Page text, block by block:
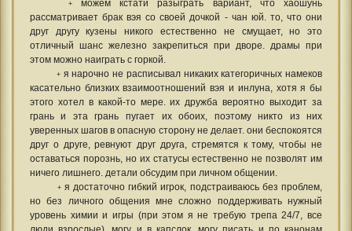
+можем кстати разыграть вариант, что хаошунь
рассматривает брак вэя со своей дочкой - чан юй. то, что они
друг другу кузены никого естественно не смущает, но это
отличный шанс железно закрепиться при дворе. драмы при
этом можно наиграть с горкой.
+я нарочно не расписывал никаких категоричных намеков
касательно близких взаимоотношений вэя и инлуна, хотя я бы
этого хотел в какой-то мере. их дружба вероятно выходит за
грань и эта грань пугает их обоих, поэтому никто из них
уверенных шагов в опасную сторону не делает. они беспокоятся
друг о друге, ревнуют друг друга, стремятся к тому, чтобы не
оставаться порознь, но их статусы естественно не позволят им
ничего лишнего. детали обсудим при личном общении.
+я достаточно гибкий игрок, подстраиваюсь без проблем,
но без личного общения мне сложно поддерживать нужный
уровень химии и игры (при этом я не требую трепа 24/7, все